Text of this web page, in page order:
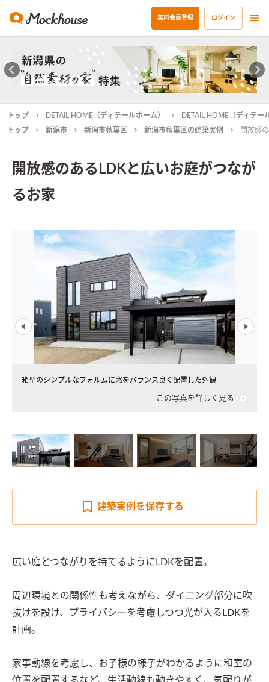
無料会員登録 ログイン
トップ DETAIL HOME（ディテールホーム）
DETAIL HOME（ディテ
トップ
新潟市 新潟市秋葉区 新潟市秋葉区の建築実例 開放感
開放感のあるLDKと広いお庭がつなが
るお家
箱型のシンプルなフォルムに窓をバランス良く配置した外観
この写真を詳しく見る
建築実例を保存する
広い庭とつながりを持てるようにLDKを配置。
周辺環境との関係性も考えながら、ダイニング部分に吹
抜けを設け、プライバシーを考慮しつつ光が入るLDKを
計画。
家事動線を考慮し、お子様の様子がわかるように和室の